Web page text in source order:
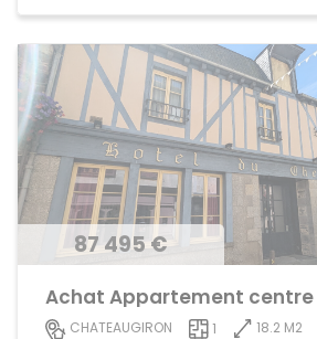
87 495 €
CHATEAUGIRON 1
18.2 M2